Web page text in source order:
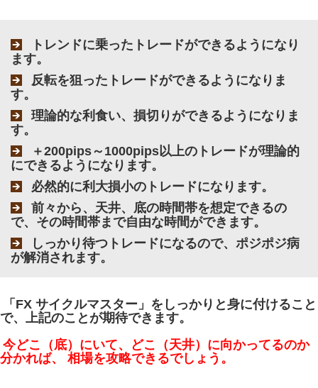
トレンドに乗ったトレードができるようになり
ます。
反転を狙ったトレードができるようになりま
す。
理論的な利食い、損切りができるようになりま
す。
＋200pips～1000pips以上のトレードが理論的
にできるようになります。
必然的に利大損小のトレードになります。
前々から、天井、底の時間帯を想定できるの
で、その時間帯まで自由な時間ができます。
しっかり待つトレードになるので、ポジポジ病
が解消されます。
「FX サイクルマスター」をしっかりと身に付けること
で、上記のことが期待できます。
今どこ（底）にいて、どこ（天井）に向かってるのか
分かれば、 相場を攻略できるでしょう。